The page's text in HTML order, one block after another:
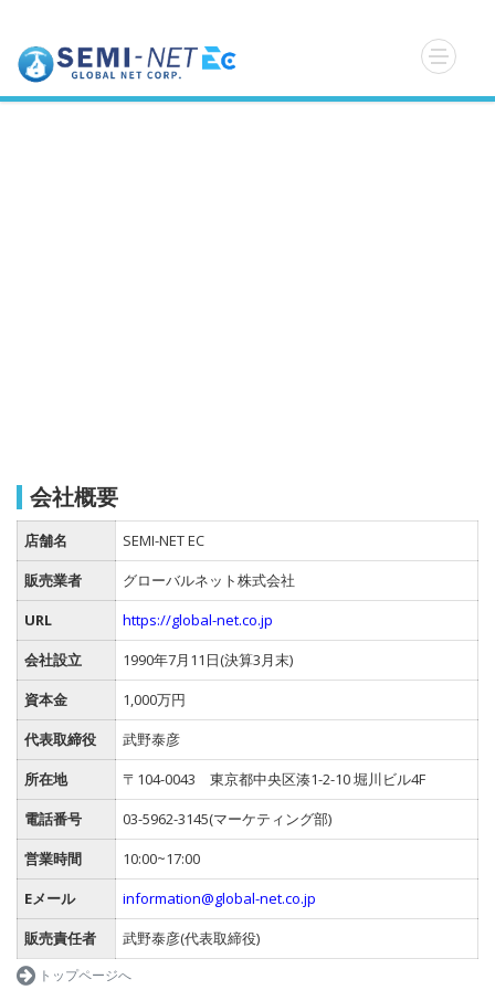
会社概要
店舗名
SEMI-NET EC
販売業者
グローバルネット株式会社
URL
https://global-net.co.jp
会社設立
1990年7月11日(決算3月末)
資本金
1,000万円
代表取締役
武野泰彦
所在地
〒104-0043 東京都中央区湊1-2-10 堀川ビル4F
電話番号
03-5962-3145(マーケティング部)
営業時間
10:00~17:00
Eメール
information@global-net.co.jp
販売責任者
武野泰彦(代表取締役)
トップページへ